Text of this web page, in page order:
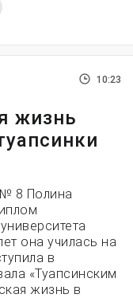
10:23
жизнь
8 Полина
она училась на
в
«Туапсинским
жизнь в